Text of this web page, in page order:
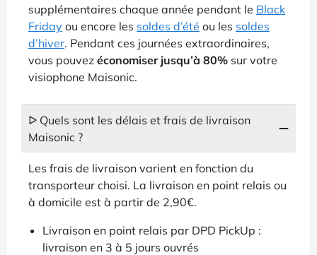
supplémentaires chaque année pendant le Black
Friday ou encore les soldes d’été ou les soldes
d’hiver. Pendant ces journées extraordinaires,
vous pouvez économiser jusqu’à 80% sur votre
visiophone Maisonic.
ᐅ Quels sont les délais et frais de livraison
Maisonic ?
Les frais de livraison varient en fonction du
transporteur choisi. La livraison en point relais ou
à domicile est à partir de 2,90€.
Livraison en point relais par DPD PickUp :
livraison en 3 à 5 jours ouvrés